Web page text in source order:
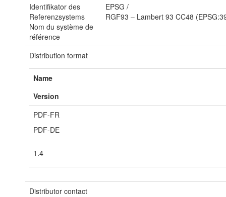
Identifikator des
Referenzsystems
Nom du système de
référence
EPSG /
RGF93 – Lambert 93 CC48
Distribution format
Name
Version
PDF-FR
PDF-DE
1.4
Distributor contact